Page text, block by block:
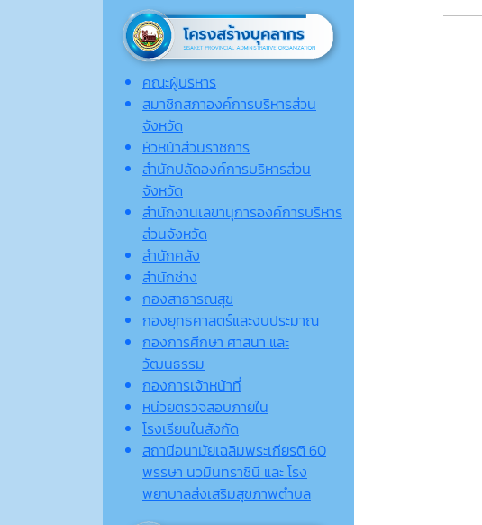
คณะผู้บริหาร
สมาชิกสภาองค์การบริหารส่วน
จังหวัด
หัวหน้าส่วนราชการ
สำนักปลัดองค์การบริหารส่วน
จังหวัด
สำนักงานเลขานุการองค์การบริหาร
ส่วนจังหวัด
สำนักคลัง
สำนักช่าง
กองสาธารณสุข
กองยุทธศาสตร์และงบประมาณ
กองการศึกษา ศาสนา และ
วัฒนธรรม
กองการเจ้าหน้าที่
หน่วยตรวจสอบภายใน
โรงเรียนในสังกัด
สถานีอนามัยเฉลิมพระเกียรติ 60
พรรษา นวมินทราชินี และ โรง
พยาบาลส่งเสริมสุขภาพตำบล